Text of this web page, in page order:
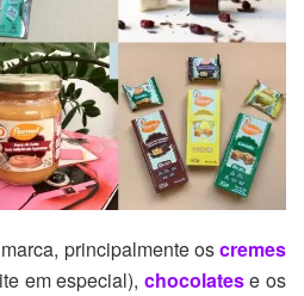
principalmente oscremes
em especial), chocolatese os